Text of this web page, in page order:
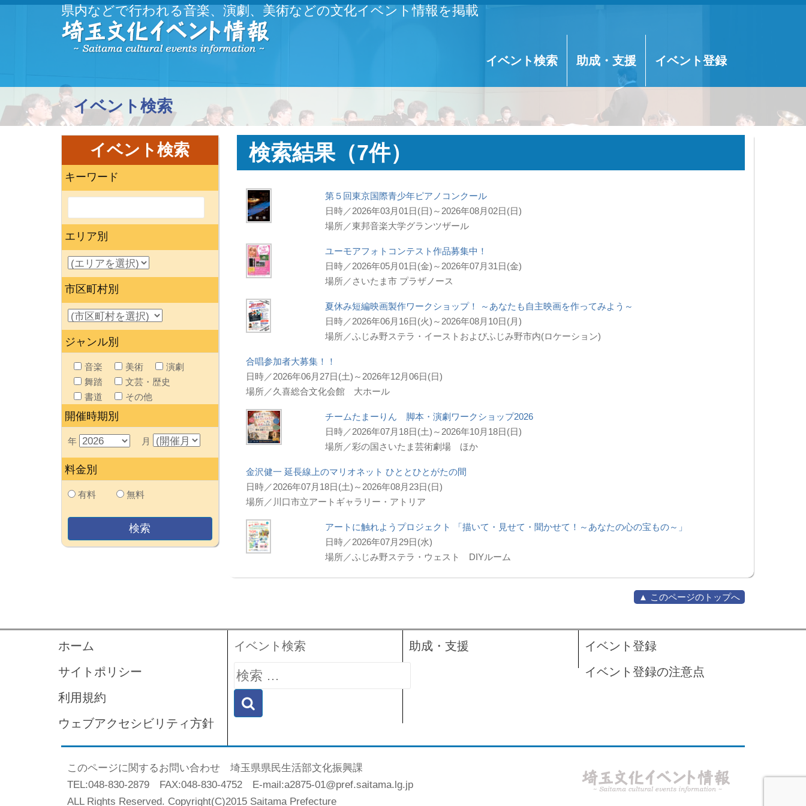
県内などで行われる音楽、演劇、美術などの文化イベント情報を掲載
イベント検索 助成・支援 イベント登録
イベント検索
検索結果（7件）
第５回東京国際青少年ピアノコンクール
日時／2026年03月01日(日)～2026年08月02日(日)
場所／東邦音楽大学グランツザール
ユーモアフォトコンテスト作品募集中！
日時／2026年05月01日(金)～2026年07月31日(金)
場所／さいたま市 プラザノース
夏休み短編映画製作ワークショップ！ ～あなたも自主映画を作ってみよう～
日時／2026年06月16日(火)～2026年08月10日(月)
場所／ふじみ野ステラ・イーストおよびふじみ野市内(ロケーション)
合唱参加者大募集！！
日時／2026年06月27日(土)～2026年12月06日(日)
場所／久喜総合文化会館 大ホール
チームたまーりん 脚本・演劇ワークショップ2026
日時／2026年07月18日(土)～2026年10月18日(日)
場所／彩の国さいたま芸術劇場 ほか
金沢健一 延長線上のマリオネット ひととひとがたの間
日時／2026年07月18日(土)～2026年08月23日(日)
場所／川口市立アートギャラリー・アトリア
アートに触れようプロジェクト 「描いて・見せて・聞かせて！～あなたの心の宝もの～」
日時／2026年07月29日(水)
場所／ふじみ野ステラ・ウェスト DIYルーム
イベント検索
キーワード
エリア別
市区町村別
ジャンル別
音楽 美術
演劇
舞踏
文芸・歴史
書道
その他
開催時期別
年 月
料金別
有料 無料
▲ このページのトップへ
ホーム
サイトポリシー
利用規約
ウェブアクセシビリティ方針
イベント検索
検
索:
助成・支援
イベント登録
イベント登録の注意点
このページに関するお問い合わせ 埼玉県県民生活部文化振興課
TEL:048-830-2879 FAX:048-830-4752 E-mail:a2875-01@pref.saitama.lg.jp
ALL Rights Reserved. Copyright(C)2015 Saitama Prefecture